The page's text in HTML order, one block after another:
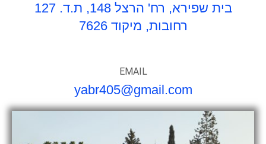
בית שפירא, רח' הרצל 148, ת.ד. 127
רחובות, מיקוד 7626
EMAIL
yabr405@gmail.com